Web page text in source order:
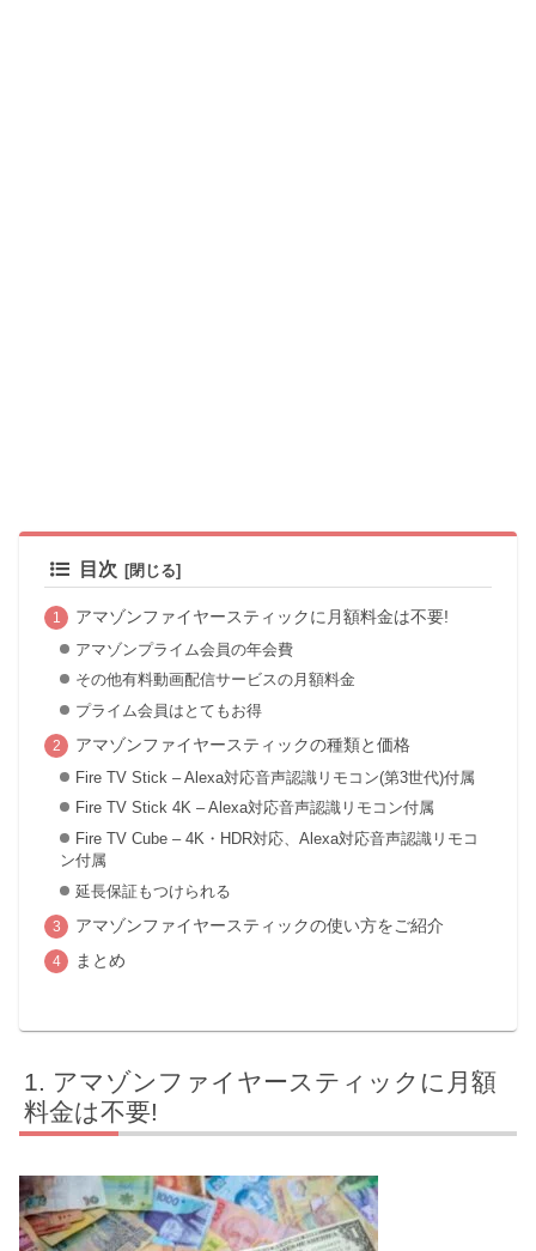
目次
アマゾンファイヤースティックに月額料金は不要!
アマゾンプライム会員の年会費
その他有料動画配信サービスの月額料金
プライム会員はとてもお得
アマゾンファイヤースティックの種類と価格
Fire TV Stick – Alexa対応音声認識リモコン(第3世代)付属
Fire TV Stick 4K – Alexa対応音声認識リモコン付属
Fire TV Cube – 4K・HDR対応、Alexa対応音声認識リモコ
ン付属
延長保証もつけられる
アマゾンファイヤースティックの使い方をご紹介
まとめ
アマゾンファイヤースティックに月額
料金は不要!